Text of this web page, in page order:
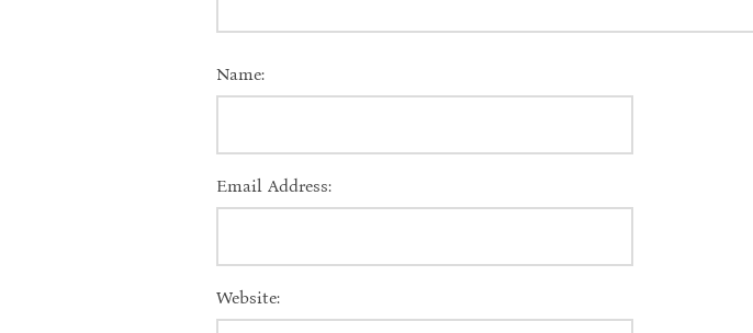
Name:
Email Address:
Website: